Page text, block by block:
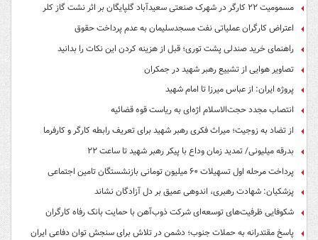
مسمومیت ۲۲ کارگر در شهرک صنعتی سعیدآباد گلپایگان بر اثر نشت گاز کلر
اعتراض کارگران عملیاتی نفت مسجدسلیمان به عدم پرداخت حقوق
راهنمای خرید صندلی پشت توری؛ قبل از هزینه کردن این نکات را بدانید
تصاویر هوایی از تشییع رهبر شهید در جمکران
پروژه ایران: از عباس میرزا تا امام شهید
انتصاب مجدد حجت‌الاسلام اژه‌ای به ریاست قوه‌ قضائیه
از تضاد به زوجیت؛ میراث فکری رهبر شهید برای تعریف رابطه کارگر و کارفرما
بدرقه میلیونی/ تمدید زمان وداع با پیکر رهبر شهید تا ساعت ۲۲
پرداخت مرحله اول تسهیلات ۶۰ میلیون تومانی بازنشستگان تامین اجتماعی
پزشکیان: شهادت رهبری، اندوهی عمیق بر دل آزادگان نشاند
شکوفایی ظرفیت‌های توسعه‌ای شرکت ذوب‌آهن با حمایت‌ بانک رفاه کارگران
پاسخ مقتدرانه به حملات جنوب؛ دشمن در تلاش برای سنجش توان دفاعی ایران